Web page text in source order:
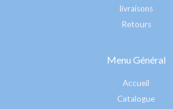
livraisons
Retours
Menu Général
Accueil
Catalogue